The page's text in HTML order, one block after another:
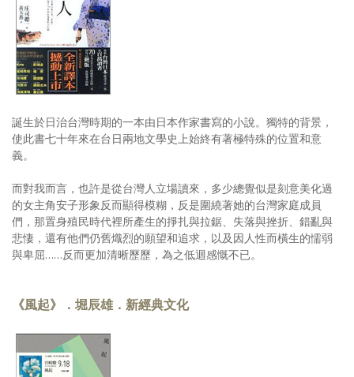
誕生於日治台灣時期的一本由日本作家書寫的小說。獨特的背景，
使此書七十年來在台日兩地文學史上始終有著極特殊的位置和意
義。
而對我而言，也許是從台灣人立場讀來，多少總覺似是刻意美化過
的女主角安子形象反而顯得模糊，反是圍繞著她的台灣家庭成員
們，那置身殖民時代裡所產生的掙扎與拉鋸、失落與挫折、錯亂與
悲悽，還有他們仍舊熾烈的願望和追求，以及因人性而橫生的懦弱
與卑屈……反而更加清晰歷歷，為之低迴感慨不已。
《風起》．堀辰雄．新經典文化